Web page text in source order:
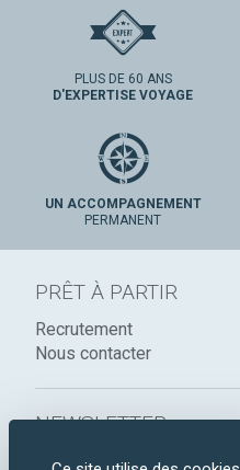
PLUS DE 60 ANS
D'EXPERTISE VOYAGE
UN ACCOMPAGNEMENT
PERMANENT
PRÊT À PARTIR
Recrutement
Nous contacter
NEWSLETTER :